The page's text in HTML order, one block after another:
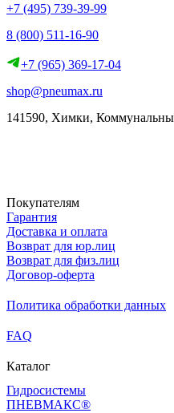
+7 (495) 739-39-99
8 (800) 511-16-90
+7 (965) 369-17-04
shop@pneumax.ru
141590, Химки,
Покупателям
Гарантия
Доставка и оплата
Возврат для юр.лиц
Возврат для физ.лиц
Договор-оферта
Политика обработки данных
FAQ
Каталог
Гидросистемы
ПНЕВМАКС®